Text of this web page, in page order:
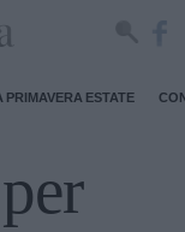
PRIMAVERA ESTATE